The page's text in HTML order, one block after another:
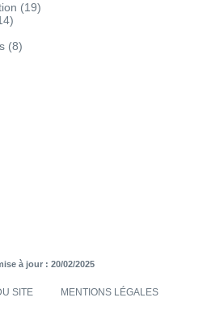
(19)
(8)
à jour : 20/02/2025
SITE MENTIONS LÉGALES